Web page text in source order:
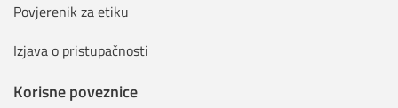
Povjerenik za etiku
Izjava o pristupačnosti
Korisne poveznice